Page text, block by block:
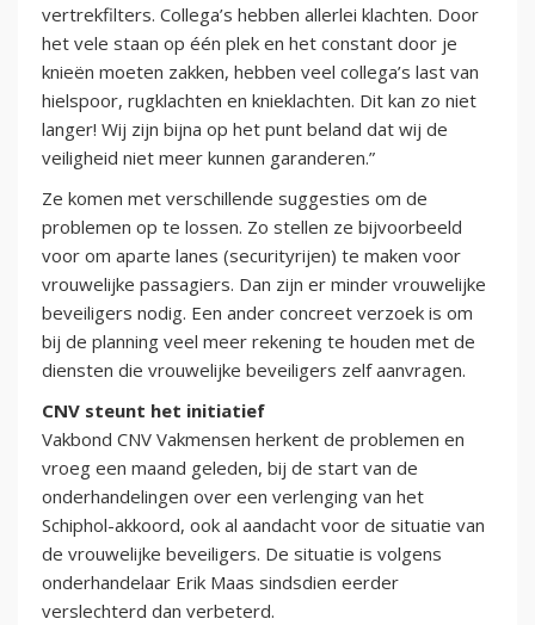
vertrekfilters. Collega’s hebben allerlei klachten. Door
het vele staan op één plek en het constant door je
knieën moeten zakken, hebben veel collega’s last van
hielspoor, rugklachten en knieklachten. Dit kan zo niet
langer! Wij zijn bijna op het punt beland dat wij de
veiligheid niet meer kunnen garanderen.”
Ze komen met verschillende suggesties om de
problemen op te lossen. Zo stellen ze bijvoorbeeld
voor om aparte lanes (securityrijen) te maken voor
vrouwelijke passagiers. Dan zijn er minder vrouwelijke
beveiligers nodig. Een ander concreet verzoek is om
bij de planning veel meer rekening te houden met de
diensten die vrouwelijke beveiligers zelf aanvragen.
CNV steunt het initiatief
Vakbond CNV Vakmensen herkent de problemen en
vroeg een maand geleden, bij de start van de
onderhandelingen over een verlenging van het
Schiphol-akkoord, ook al aandacht voor de situatie van
de vrouwelijke beveiligers. De situatie is volgens
onderhandelaar Erik Maas sindsdien eerder
verslechterd dan verbeterd.